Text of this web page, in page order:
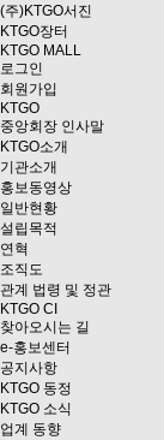
(주)KTGO서진
KTGO장터
KTGO MALL
로그인
회원가입
KTGO
중앙회장 인사말
KTGO소개
기관소개
홍보동영상
일반현황
설립목적
연혁
조직도
관계 법령 및 정관
KTGO CI
찾아오시는 길
e-홍보센터
공지사항
KTGO 동정
KTGO 소식
업계 동향